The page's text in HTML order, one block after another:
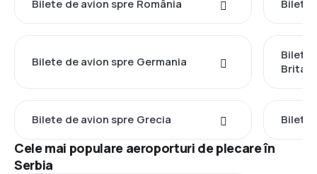
Bilete de avion spre România Bilete
Bilete de avion spre Germania
Bilete
Bilete de avion spre Grecia Bilete
Cele mai populare aeroporturi de plecare în
Serbia